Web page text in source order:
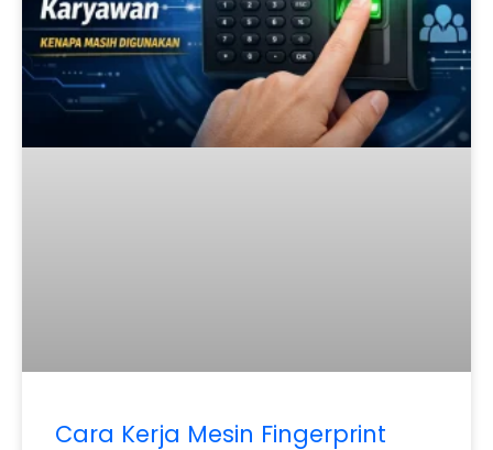
Cara Kerja Mesin Fingerprint